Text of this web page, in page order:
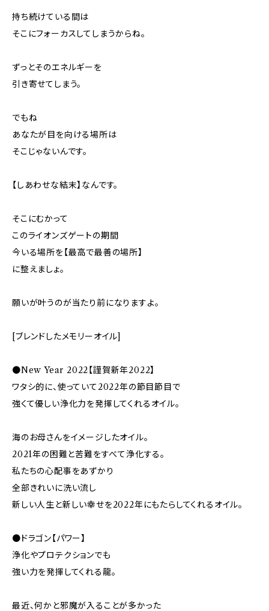
持ち続けている間は
そこにフォーカスしてしまうからね。
ずっとそのエネルギーを
引き寄せてしまう。
でもね
あなたが目を向ける場所は
そこじゃないんです。
【しあわせな結末】なんです。
そこにむかって
このライオンズゲートの期間
今いる場所を【最高で最善の場所】
に整えましょ。
願いが叶うのが当たり前になりますよ。
[ブレンドしたメモリーオイル]
●New Year 2022【謹賀新年2022】
ワタシ的に、使っていて2022年の節目節目で
強くて優しい浄化力を発揮してくれるオイル。
海のお母さんをイメージしたオイル。
2021年の困難と苦難をすべて浄化する。
私たちの心配事をあずかり
全部きれいに洗い流し
新しい人生と新しい幸せを2022年にもたらしてくれるオイル。
●ドラゴン【パワー】
浄化やプロテクションでも
強い力を発揮してくれる龍。
最近、何かと邪魔が入ることが多かった